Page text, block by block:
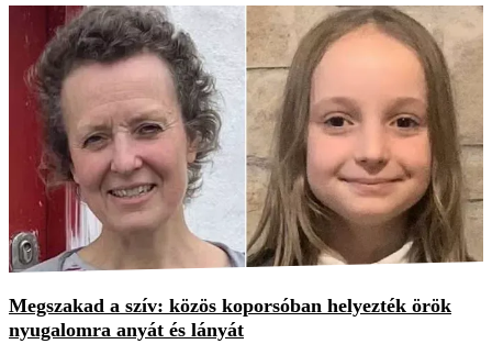
Megszakad a szív: közös koporsóban helyezték örök
nyugalomra anyát és lányát